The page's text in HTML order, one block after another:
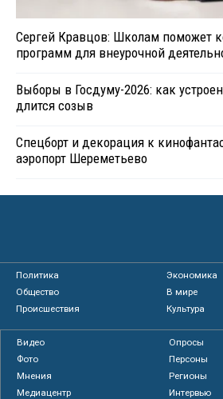
Сергей Кравцов: Школам поможет
программ для внеурочной
Выборы в Госдуму-2026: как
длится созыв
Спецборт и декорация к
аэропорт Шереметьево
Политика
Экономика
Общество
В мире
Происшествия
Культура
Видео
Опросы
Фото
Персоны
Мнения
Регионы
Медиацентр
Интервью